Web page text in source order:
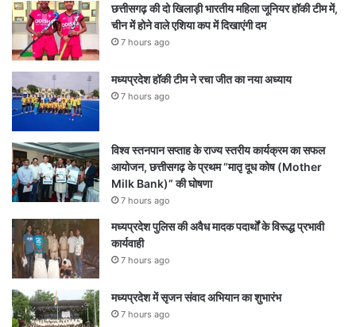
छत्तीसगढ़ की दो खिलाड़ी भारतीय महिला जूनियर हॉकी टीम में,
चीन में होने वाले एशिया कप में दिखाएंगी दम
7 hours ago
मध्यप्रदेश हॉकी टीम ने रचा जीत का नया अध्याय
7 hours ago
विश्व स्तनपान सप्ताह के राज्य स्तरीय कार्यक्रम का सफल
आयोजन, छत्तीसगढ़ के प्रथम “मातृ दूध कोष (Mother
Milk Bank)” की घोषणा
7 hours ago
मध्यप्रदेश पुलिस की अवैध मादक पदार्थों के विरूद्ध प्रभावी
कार्यवाही
7 hours ago
मध्यप्रदेश में सृजन संवाद अभियान का शुभारंभ
7 hours ago